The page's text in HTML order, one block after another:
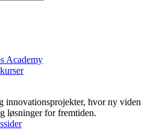
Academy
innovationsprojekter, hvor ny viden
løsninger for fremtiden.